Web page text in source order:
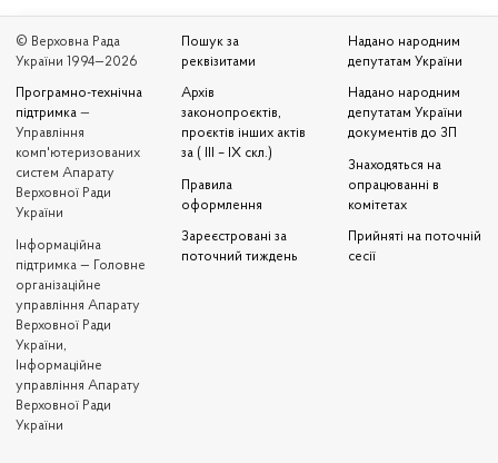
© Верховна Рада
України 1994—2026
Програмно-технічна
підтримка —
Управління
комп'ютеризованих
систем Апарату
Верховної Ради
України
Iнформаційна
підтримка — Головне
організаційне
управління Апарату
Верховної Ради
України,
Інформаційне
управління Апарату
Верховної Ради
України
Пошук за
реквізитами
Архів
законопроєктів,
проєктів інших актів
за ( III – IX скл.)
Правила
оформлення
Зареєстровані за
поточний тиждень
Надано народним
депутатам України
Надано народним
депутатам України
документів до ЗП
Знаходяться на
опрацюванні в
комітетах
Прийняті на поточній
сесії